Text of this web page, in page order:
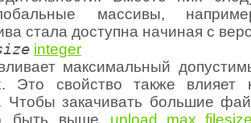
массивы,
стала доступна начиная с
integer
максимальный
Это свойство также влияет
закачивать большие
быть выше